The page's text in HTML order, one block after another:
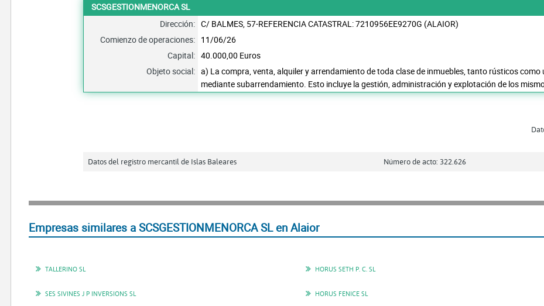
SCSGESTIONMENORCA SL
Dirección: C/ BALMES, 57-REFERENCIA CATASTRAL: 7210956EE9270G (ALAIOR)
Comienzo de operaciones: 11/06/26
Capital: 40.000,00 Euros
Objeto social: a) La compra, venta, alquiler y arrendamiento de toda clase de inmuebles, tanto rústicos
mediante subarrendamiento. Esto incluye la gestión, administración y explotación de los
Datos del registro mercantil de Islas Baleares Número de acto: 322.626
Empresas similares a SCSGESTIONMENORCA SL en Alaior
TALLERINO SL HORUS SETH P. C. SL
SES SIVINES J P INVERSIONS SL HORUS FENICE SL